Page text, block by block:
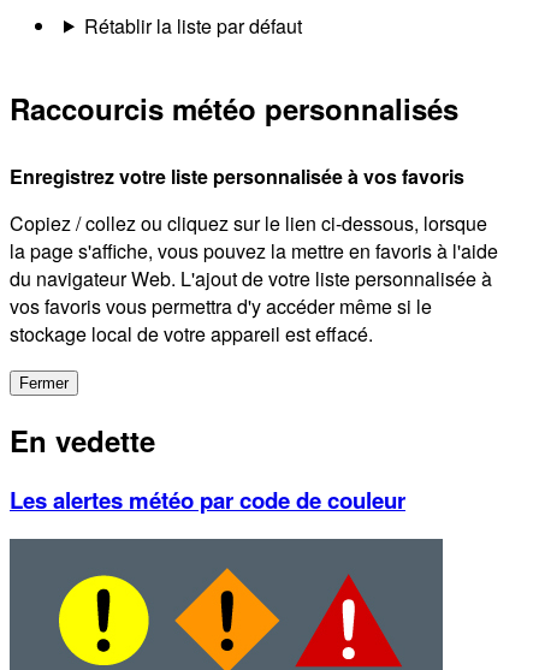
Rétablir la liste par défaut
Raccourcis météo personnalisés
Enregistrez votre liste personnalisée à vos favoris
Copiez / collez ou cliquez sur le lien ci-dessous, lorsque
la page s'affiche, vous pouvez la mettre en favoris à l'aide
du navigateur Web. L'ajout de votre liste personnalisée à
vos favoris vous permettra d'y accéder même si le
stockage local de votre appareil est effacé.
Fermer
En vedette
Les alertes météo par code de couleur